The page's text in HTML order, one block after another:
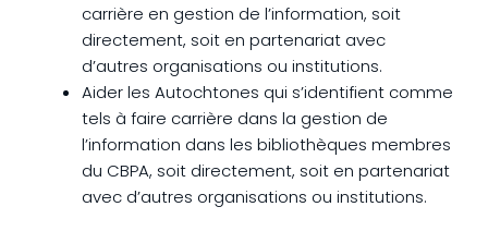
carrière en gestion de l’information, soit
directement, soit en partenariat avec
d’autres organisations ou institutions.
Aider les Autochtones qui s’identifient comme
tels à faire carrière dans la gestion de
l’information dans les bibliothèques membres
du CBPA, soit directement, soit en partenariat
avec d’autres organisations ou institutions.